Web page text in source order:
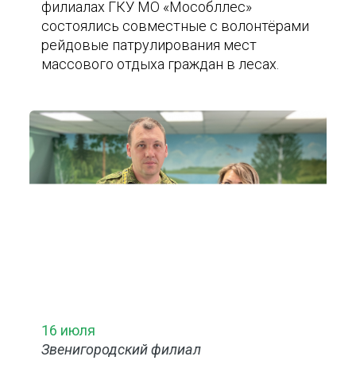
филиалах ГКУ МО «Мособллес»
состоялись совместные с волонтёрами
рейдовые патрулирования мест
массового отдыха граждан в лесах.
16 июля
Звенигородский филиал